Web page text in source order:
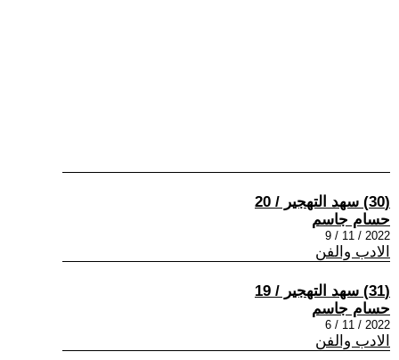
(30) سهد التهجير / 20
حسام جاسم
2022 / 11 / 9
الادب والفن
(31) سهد التهجير / 19
حسام جاسم
2022 / 11 / 6
الادب والفن